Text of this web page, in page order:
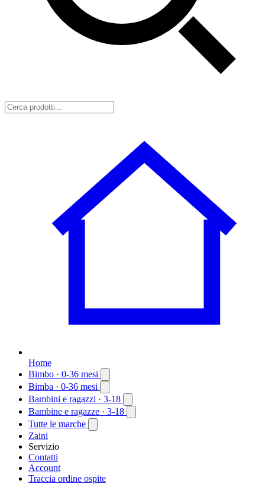
Home
Bimbo · 0-36 mesi
Bimba · 0-36 mesi
Bambini e ragazzi · 3-18
Bambine e ragazze · 3-18
Tutte le marche
Zaini
Servizio
Contatti
Account
Traccia ordine ospite